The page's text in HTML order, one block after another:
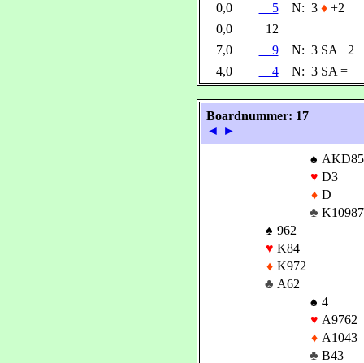
0,0
5 N: 3 ♦+2
0,0
12
7,0
9 N: 3 SA +2
4,0
4 N: 3 SA =
Boardnummer: 17
◄ ►
♠ AKD85
♥ D3
♦ D
♣ K10987
♠ 962
♥ K84
♦ K972
♣ A62
♠ 4
♥ A9762
♦ A1043
♣ B43